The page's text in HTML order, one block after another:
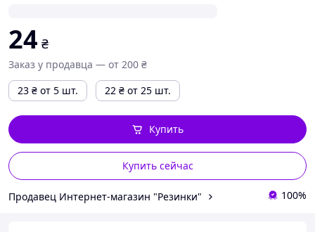
24 ₴
Заказ у продавца — от 200 ₴
23 ₴ от 5 шт. 22 ₴ от 25 шт.
Купить сейчас
Купить
Продавец Интернет-магазин "Резинки" 100%